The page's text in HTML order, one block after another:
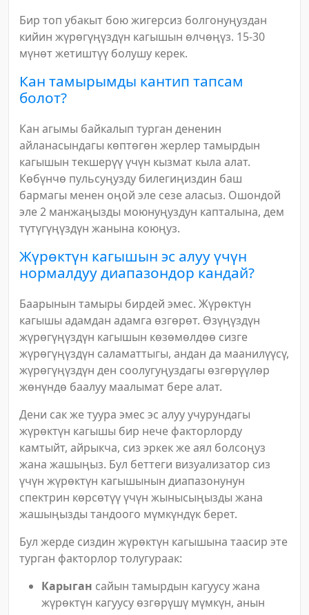
Бир топ убакыт бою жигерсиз болгонуңуздан
кийин жүрөгүңүздүн кагышын өлчөңүз. 15-30
мүнөт жетиштүү болушу керек.
Кан тамырымды кантип тапсам
болот?
Кан агымы байкалып турган дененин
айланасындагы көптөгөн жерлер тамырдын
кагышын текшерүү үчүн кызмат кыла алат.
Көбүнчө пульсуңузду билегиңиздин баш
бармагы менен оңой эле сезе аласыз. Ошондой
эле 2 манжаңызды моюнуңуздун капталына, дем
түтүгүңүздүн жанына коюңуз.
Жүрөктүн кагышын эс алуу үчүн
нормалдуу диапазондор кандай?
Баарынын тамыры бирдей эмес. Жүрөктүн
кагышы адамдан адамга өзгөрөт. Өзүңүздүн
жүрөгүңүздүн кагышын көзөмөлдөө сизге
жүрөгүңүздүн саламаттыгы, андан да маанилүүсү,
жүрөгүңүздүн ден соолугуңуздагы өзгөрүүлөр
жөнүндө баалуу маалымат бере алат.
Дени сак же туура эмес эс алуу учурундагы
жүрөктүн кагышы бир нече факторлорду
камтыйт, айрыкча, сиз эркек же аял болсоңуз
жана жашыңыз. Бул беттеги визуализатор сиз
үчүн жүрөктүн кагышынын диапазонунун
спектрин көрсөтүү үчүн жынысыңызды жана
жашыңызды тандоого мүмкүндүк берет.
Бул жерде сиздин жүрөктүн кагышына таасир эте
турган факторлор толугураак:
Карыган сайын тамырдын кагуусу жана
жүрөктүн кагуусу өзгөрүшү мүмкүн, анын